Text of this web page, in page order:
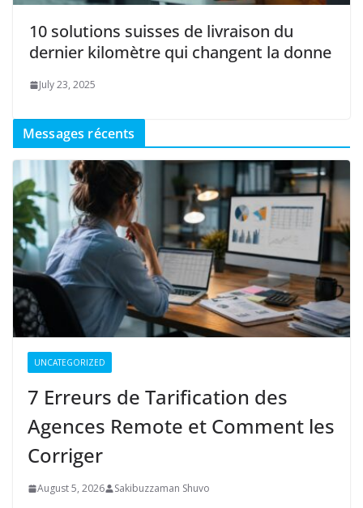
10 solutions suisses de livraison du
dernier kilomètre qui changent la donne
July 23, 2025
Messages récents
UNCATEGORIZED
7 Erreurs de Tarification des
Agences Remote et Comment les
Corriger
August 5, 2026 Sakibuzzaman Shuvo